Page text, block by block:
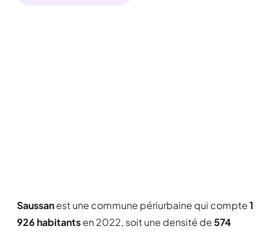
Saussanest une commune périurbaine qui compte1
926 habitantsen 2022, soit une densité de574